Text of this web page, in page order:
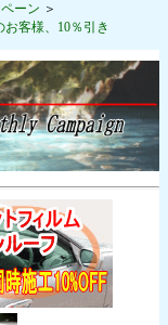
ーン
客様、10％引き